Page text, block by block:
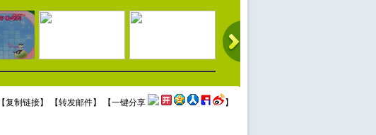
复制链接】 【转发邮件】 【一键分享 】